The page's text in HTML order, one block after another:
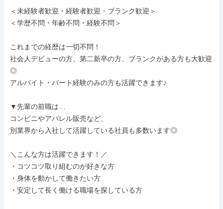
＜未経験者歓迎・経験者歓迎・ブランク歓迎＞
＜学歴不問・年齢不問・経験不問＞
これまでの経歴は一切不問！
社会人デビューの方、第二新卒の方、ブランクがある方も大歓迎
◎
アルバイト・パート経験のみの方も活躍できます♪
▼先輩の前職は…
コンビニやアパレル販売など、
別業界から入社して活躍している社員も多数います◎
＼こんな方は活躍できます！／
・コツコツ取り組むのが好きな方
・身体を動かして働きたい方
・安定して長く働ける職場を探している方